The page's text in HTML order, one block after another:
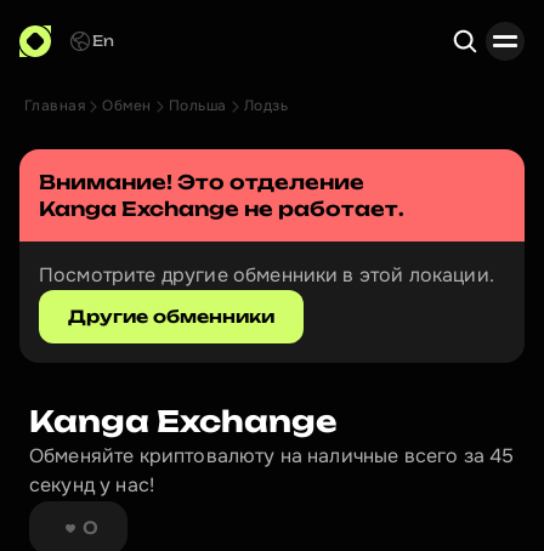
En
Главная Обмен Польша Лодзь
Внимание! Это отделение
Kanga Exchange не работает.
Посмотрите другие обменники в этой локации.
Другие обменники
Kanga Exchange
Обменяйте криптовалюту на наличные всего за 45
секунд у нас!
0